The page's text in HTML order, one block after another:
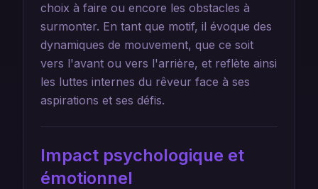
choix à faire ou encore les obstacles à
surmonter. En tant que motif, il évoque des
dynamiques de mouvement, que ce soit
vers l'avant ou vers l'arrière, et reflète ainsi
les luttes internes du rêveur face à ses
aspirations et ses défis.
Impact psychologique et
émotionnel